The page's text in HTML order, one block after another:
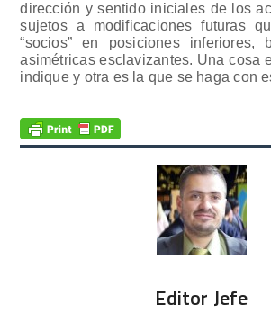
dirección y sentido iniciales de los
sujetos a modificaciones futuras
“socios” en posiciones inferiores,
asimétricas esclavizantes. Una cosa
indique y otra es la que se haga con
Editor Jefe